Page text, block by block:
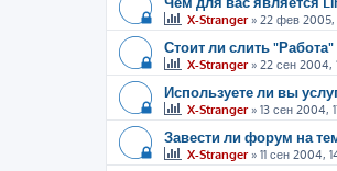
X-Stranger» 22 фев 2005,
Стоит ли слить
X-Stranger» 22 сен 2004,
Используете ли вы
X-Stranger» 13 сен 2004,
Завести ли форум на
X-Stranger» 11 сен 2004,